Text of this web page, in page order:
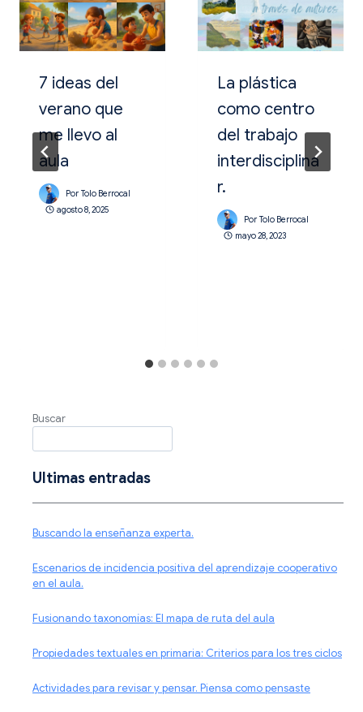
7 ideas del
verano que
me llevo al
aula
Por Tolo Berrocal
agosto 8, 2025
La plástica
como centro
del trabajo
interdisciplina
r.
Por Tolo Berrocal
mayo 28, 2023
Buscar
Ultimas entradas
Buscando la enseñanza experta.
Escenarios de incidencia positiva del aprendizaje cooperativo
en el aula.
Fusionando taxonomías: El mapa de ruta del aula
Propiedades textuales en primaria: Criterios para los tres ciclos
Actividades para revisar y pensar. Piensa como pensaste